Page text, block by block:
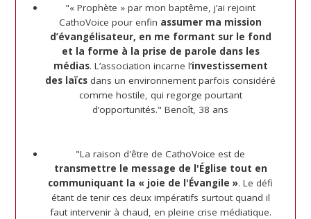
"« Prophète » par mon baptême, j’ai rejoint
CathoVoice pour enfin assumer ma mission
d’évangélisateur, en me formant sur le fond
et la forme à la prise de parole dans les
médias. L’association incarne l’investissement
des laïcs dans un environnement parfois considéré
comme hostile, qui regorge pourtant
d’opportunités." Benoît, 38 ans
"La raison d'être de CathoVoice est de
transmettre le message de l'Église tout en
communiquant la « joie de l'Évangile ». Le défi
étant de tenir ces deux impératifs surtout quand il
faut intervenir à chaud, en pleine crise médiatique.